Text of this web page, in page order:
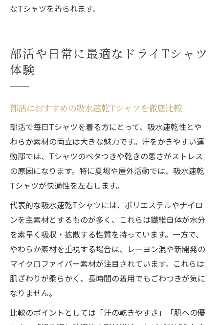
なTシャツを着られます。
部活や日常に最適なドライTシャツ
体験
部活におすすめの吸水速乾Tシャツを徹底比較
部活で毎日Tシャツを着る方にとって、吸水速乾性とや
わらか素材の両立は大きな魅力です。汗をかきやすい運
動部では、Tシャツのベタつきや乾きの悪さがストレス
の原因になります。特に夏場や屋外活動では、吸水速乾
Tシャツが快適性を左右します。
代表的な吸水速乾Tシャツには、ポリエステルやナイロ
ンを主素材とするものが多く、これらは繊維自体が水分
を素早く吸収・拡散する性質を持っています。一方で、
やわらか素材を重視する場合は、レーヨン混や新開発の
マイクロファイバー素材が注目されています。これらは
肌ざわりが柔らかく、長時間の着用でもごわつきが気に
なりません。
比較のポイントとしては「汗の乾きやすさ」「肌への優